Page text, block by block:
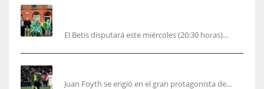
El Betis disputará este miércoles (20:30 horas)...
Juan Foyth se erigió en el gran protagonista de...